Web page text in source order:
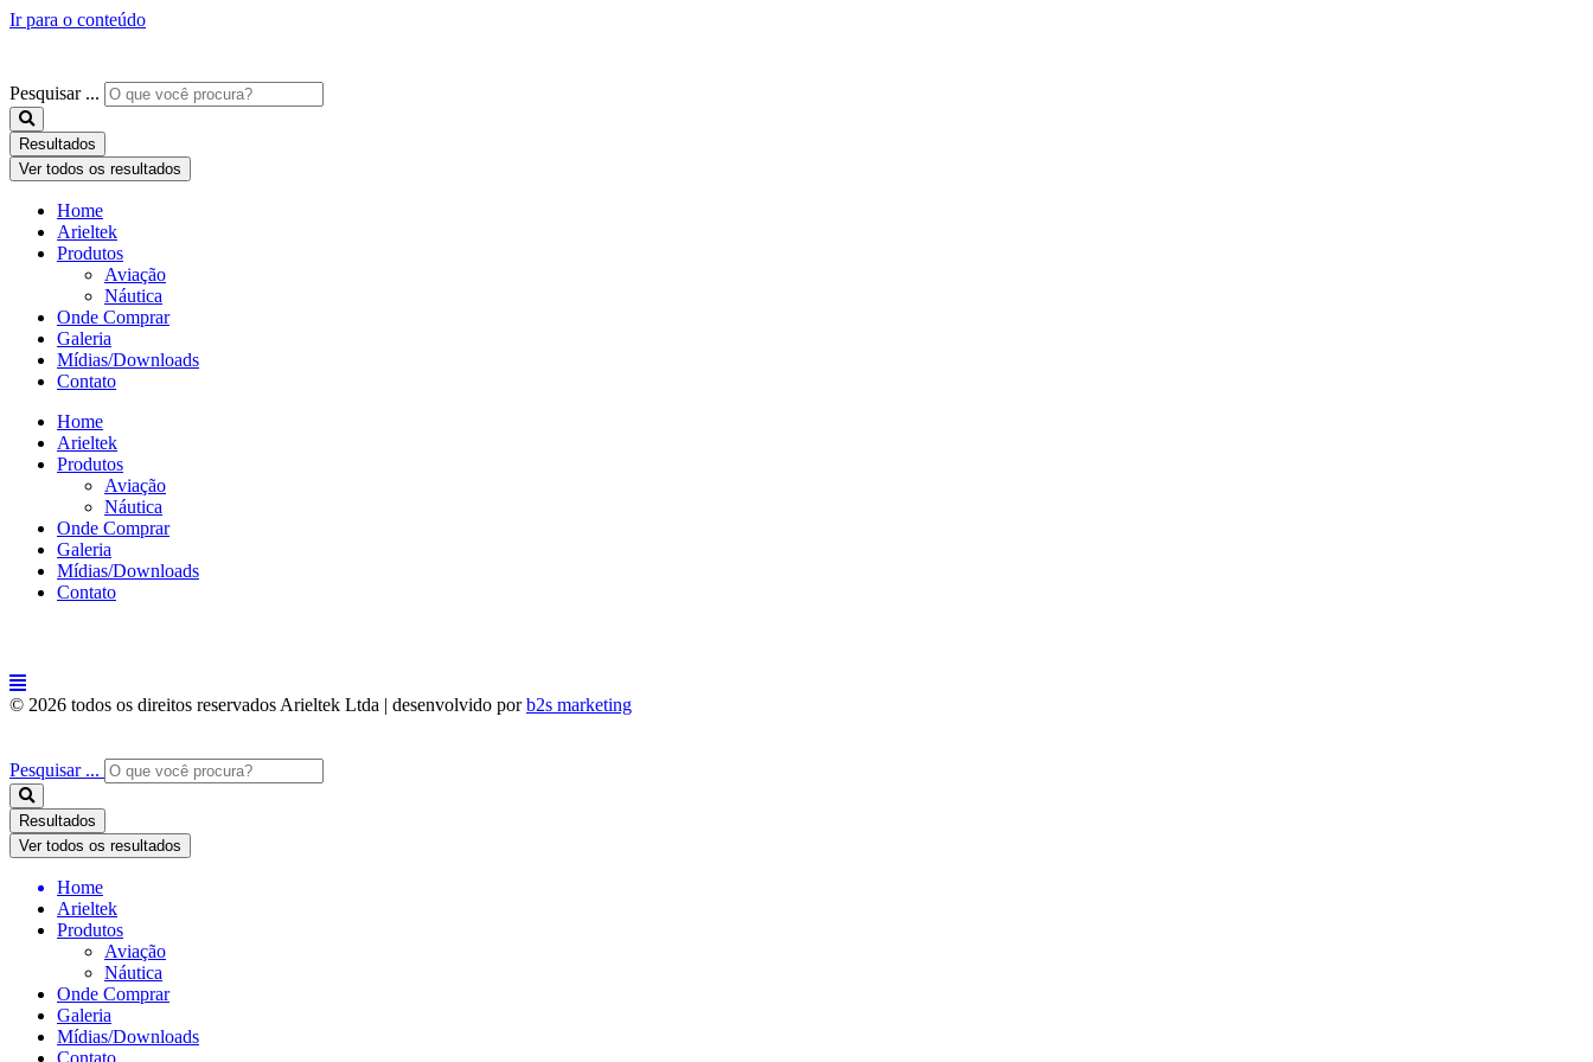
Ir para o conteúdo
Pesquisar ...
Resultados
Ver todos os resultados
Home
Arieltek
Produtos
Aviação
Náutica
Onde Comprar
Galeria
Mídias/Downloads
Contato
Home
Arieltek
Produtos
Aviação
Náutica
Onde Comprar
Galeria
Mídias/Downloads
Contato
© 2026 todos os direitos reservados Arieltek Ltda | desenvolvido porb2s marketing
Pesquisar ...
Resultados
Ver todos os resultados
Home
Arieltek
Produtos
Aviação
Náutica
Onde Comprar
Galeria
Mídias/Downloads
Contato